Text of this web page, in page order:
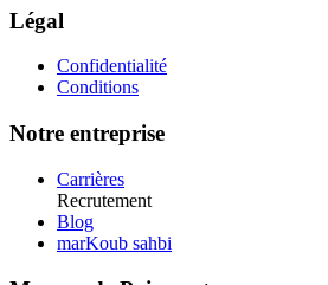
Légal
Confidentialité
Conditions
Notre entreprise
Carrières
Recrutement
Blog
marKoub sahbi